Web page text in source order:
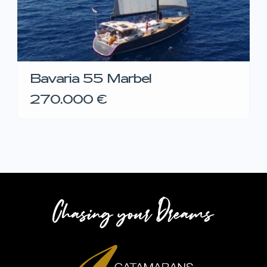
Bavaria 55 Marbel
270.000 €